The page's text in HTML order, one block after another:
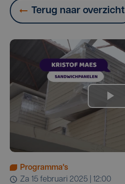
Terug naar overzicht
Programma's
za 15 februari 2025 | 12:00